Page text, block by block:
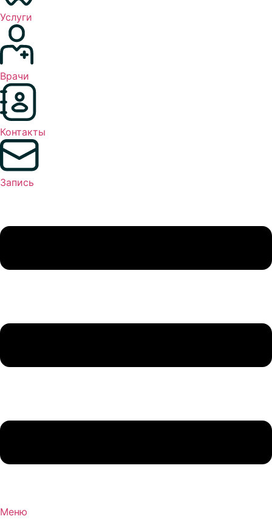
Услуги
Врачи
Контакты
Запись
Меню